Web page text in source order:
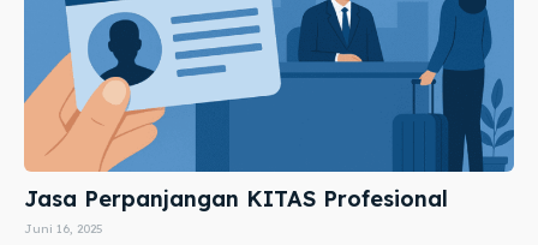
Jasa Perpanjangan KITAS Profesional
Juni 16, 2025